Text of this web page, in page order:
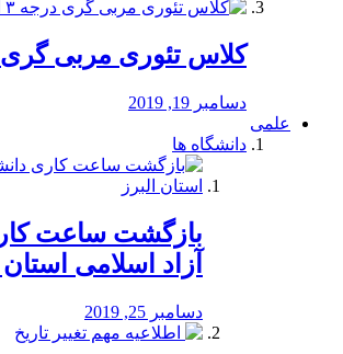
کلاس تئوری مربی گری
دسامبر 19, 2019
علمی
دانشگاه ها
بازگشت ساعت
آزاد اسلامی استان
دسامبر 25, 2019